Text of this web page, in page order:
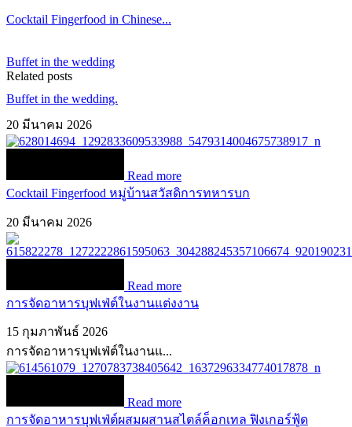
Cocktail Fingerfood in Chinese...
Buffet in the wedding
Related posts
Buffet in the wedding.
20 มีนาคม 2026
Read more
Cocktail Fingerfood หมู่บ้านสวัสดิการทหารบก
20 มีนาคม 2026
Read more
การจัดอาหารบุฟเฟ่ต์ในงานแต่งงาน
15 กุมภาพันธ์ 2026
การจัดอาหารบุฟเฟ่ต์ในงานแ...
Read more
การจัดอาหารบุฟเฟ่ต์ผสมผสานสไตล์ค็อกเทล ฟิงเกอร์ฟู้ด